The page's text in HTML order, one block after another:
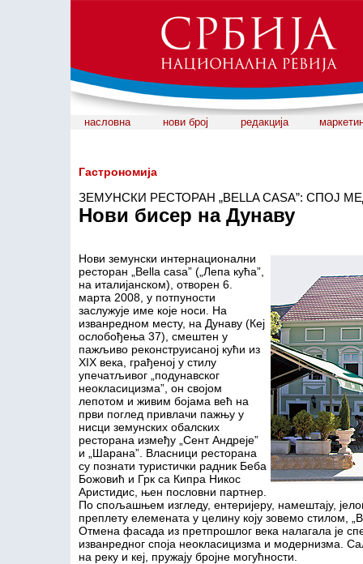
насловна нови број редакција
Гастрономија
ЗЕМУНСКИ РЕСТОРАН „BELLA CASA”:
Нови бисер на Дунаву
Нови земунски интернационални
ресторан „Bella casa” („Лепа кућа”,
на италијанском), отворен 6.
марта 2008, у потпуности
заслужује име које носи. На
изванредном месту, на Дунаву (Кеј
ослобођења 37), смештен у
пажљиво реконструисаној кући из
XIX века, грађеној у стилу
упечатљивог „подунавског
неокласицизма”, он својом
лепотом и живим бојама већ на
први поглед привлачи пажњу у
нисци земунских обалских
ресторана између „Сент Андреје”
и „Шарана”. Власници ресторана
су познати туристички радник Беба
Божовић и Грк са Кипра Никос
Аристидис, њен пословни партнер.
По спољашњем изгледу, ентеријеру, намештају,
преплету елемената у целину коју зовемо стилом,
Отмена фасада из претпрошлог века налагала је
изванредног споја неокласицизма и модернизма.
на реку и кеј, пружају бројне могућности.